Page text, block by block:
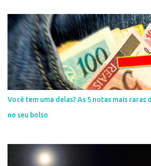
Você tem uma delas? As 5 notas mais raras
no seu bolso